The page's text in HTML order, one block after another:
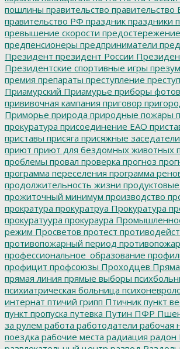
пошлины правительство правительство
правительство РФ праздник праздники
превышение скорости предостережение
предпенсионеры предприниматели
Президент президент России
Президентские спортивные игры
премия препараты преступление
Приамурский Приамурье приборы
прививочная кампания приговор
Приморье природа природные пожары
прокуратура присоединение ЕАО
приставы присяга присяжные заседатели
приют приют для бездомных животных
проблемы провал проверка прогноз
программа переселения программа
продолжительность жизни
прожиточный минимум производство
прократура прокуратруа Прокуратура
прокуратуура прокураура
режим Просветов протест
противопожарный период
профессиональное_образование
профицит профсоюзы Проходцев
прямая линия прямые выборы
психиатрическая больница
интернат птичий грипп Птичник пункт
пункт пропуска путевка Путин ПФР
за рулем работа работодатели рабочая
поездка рабочие места радиация радон